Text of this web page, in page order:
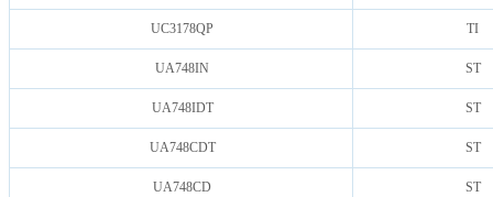
UC3178QP TI
UA748IN ST
UA748IDT ST
UA748CDT ST
UA748CD ST